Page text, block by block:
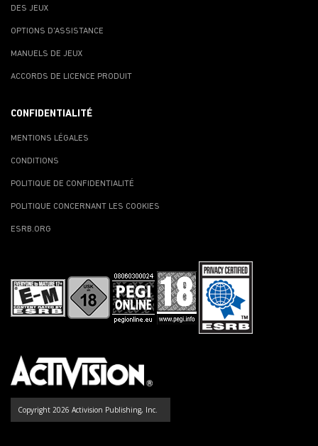
DES JEUX
OPTIONS D'ASSISTANCE
MANUELS DE JEUX
ACCORDS DE LICENCE PRODUIT
CONFIDENTIALITÉ
MENTIONS LÉGALES
CONDITIONS
POLITIQUE DE CONFIDENTIALITÉ
POLITIQUE CONCERNANT LES COOKIES
ESRB.ORG
Copyright 2026 Activision Publishing, Inc.